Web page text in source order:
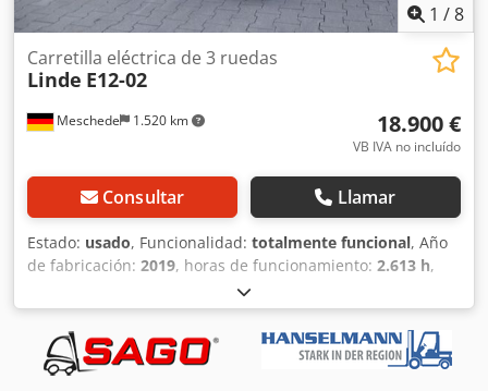
1 /8
Meschede 1.520 km
Carretilla eléctrica de 3 ruedas
Linde E12-02
18.900 €
VB IVA no incluído
Consultar Llamar
Estado: usado, Funcionalidad: totalmente funcional, Año
de fabricación: 2019, horas de funcionamiento: 2.613 h,
1.200 kg, altura de elevación:
mm, ascensor libre:1.500 mm, tipo de combustible:
eléctrico, tipo de mástil: dúplex , altura de construcción:
2.010 mm, tipo de accionamiento: Elektro, Carretilla
elevadora eléctrica de 3 ruedas Tipo de mástil: Duplex